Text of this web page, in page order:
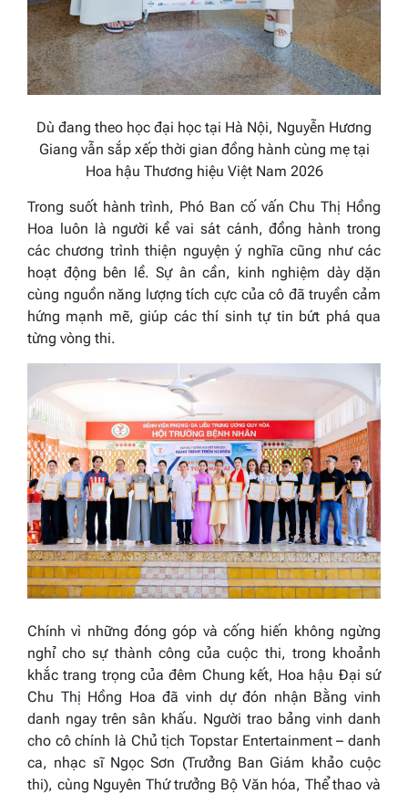
Dù đang theo học đại học tại Hà Nội, Nguyễn Hương
Giang vẫn sắp xếp thời gian đồng hành cùng mẹ tại
Hoa hậu Thương hiệu Việt Nam 2026
Trong suốt hành trình, Phó Ban cố vấn Chu Thị Hồng
Hoa luôn là người kề vai sát cánh, đồng hành trong
các chương trình thiện nguyện ý nghĩa cũng như các
hoạt động bên lề. Sự ân cần, kinh nghiệm dày dặn
cùng nguồn năng lượng tích cực của cô đã truyền cảm
hứng mạnh mẽ, giúp các thí sinh tự tin bứt phá qua
từng vòng thi.
Chính vì những đóng góp và cống hiến không ngừng
nghỉ cho sự thành công của cuộc thi, trong khoảnh
khắc trang trọng của đêm Chung kết, Hoa hậu Đại sứ
Chu Thị Hồng Hoa đã vinh dự đón nhận Bằng vinh
danh ngay trên sân khấu. Người trao bảng vinh danh
cho cô chính là Chủ tịch Topstar Entertainment – danh
ca, nhạc sĩ Ngọc Sơn (Trưởng Ban Giám khảo cuộc
thi), cùng Nguyên Thứ trưởng Bộ Văn hóa, Thể thao và